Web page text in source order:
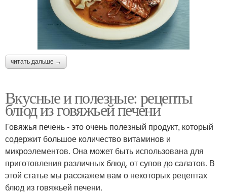
читать дальше →
Вкусные и полезные: рецепты
блюд из говяжьей печени
Говяжья печень - это очень полезный продукт, который
содержит большое количество витаминов и
микроэлементов. Она может быть использована для
приготовления различных блюд, от супов до салатов. В
этой статье мы расскажем вам о некоторых рецептах
блюд из говяжьей печени.